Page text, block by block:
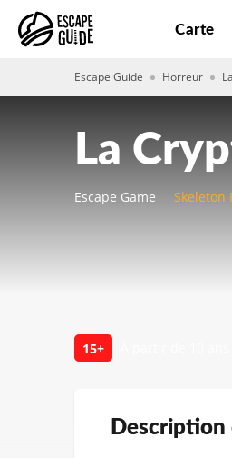
Carte
Escape Guide Horreur
Escape Game Skeleton
La
15+
Description